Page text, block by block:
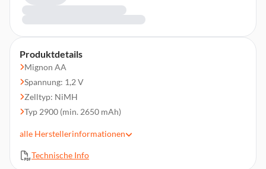
Produktdetails
Mignon AA
Spannung: 1,2 V
Zelltyp: NiMH
Typ 2900 (min. 2650 mAh)
alle Herstellerinformationen
Technische Info